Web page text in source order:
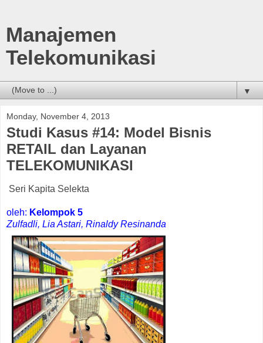
Manajemen
Telekomunikasi
▼
Monday, November 4, 2013
Studi Kasus #14: Model Bisnis
RETAIL dan Layanan
TELEKOMUNIKASI
Seri Kapita Selekta
oleh: Kelompok 5
Zulfadli, Lia Astari, Rinaldy Resinanda